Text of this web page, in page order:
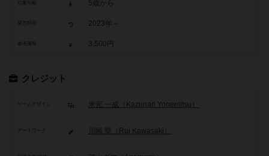
5歳から
2023年～
参考価格 3,500円
クレジット
ゲームデザイン 米光 一成（Kazunari Yonemitsu）
アートワーク 川崎 塁（Rui Kawasaki）